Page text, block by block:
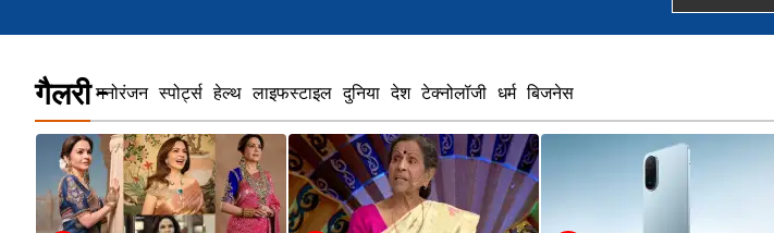
गैलरी मनोरंजन स्पोर्ट्स हेल्थ लाइफस्टाइल दुनिया देश टेक्नोलॉजी धर्म बिजनेस